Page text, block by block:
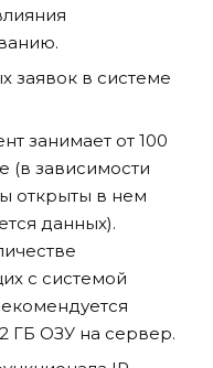
заявок в системе
занимает от 100
(в зависимости
открыты в нем
данных).
с системой
ГБ ОЗУ на сервер.